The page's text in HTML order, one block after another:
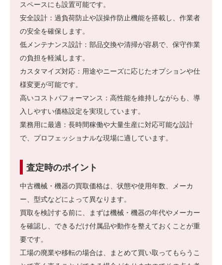
スペースにも設置可能です。
安全設計：過負荷防止や誤操作防止機能を搭載し、作業者
の安全を確保します。
低メンテナンス設計：部品交換や清掃が容易で、保守作業
の負担を軽減します。
カスタマイズ対応：用途やニーズに応じたオプションや仕
様変更が可能です。
高いコストパフォーマンス：高性能を維持しながらも、導
入しやすい価格設定を実現しています。
業務用に最適：長時間稼働や大量生産に対応可能な設計
で、プロフェッショナルな現場に適しています。
査定時のポイント
中古機械・機器の買取価格は、状態や使用年数、メーカ
ー、型式などによって異なります。
買取を検討する前に、まずは機械・機器の年代やメーカー
を確認し、できるだけ付属品や動作を整えておくことが重
要です。
工場の廃業や移転の場合は、まとめて買い取ってもらうこ